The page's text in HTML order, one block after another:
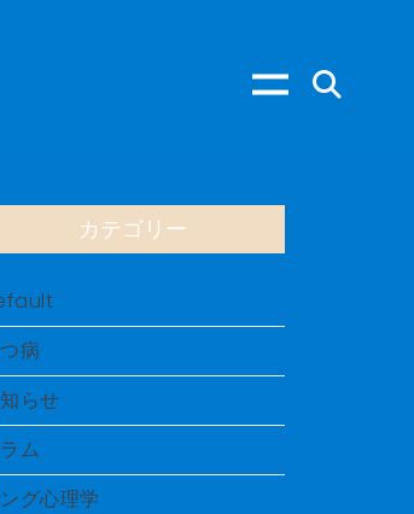
カテゴリー
病
らせ
ム
グ心理学